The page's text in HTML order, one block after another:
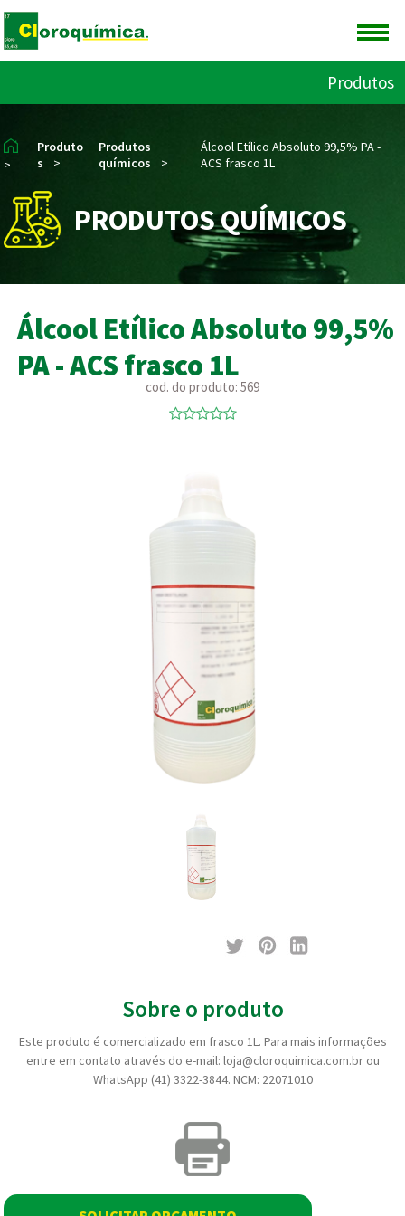
Produtos
>
Produto
s
>
Produtos
químicos
>
Álcool Etílico Absoluto 99,5% PA -
ACS frasco 1L
PRODUTOS QUÍMICOS
Álcool Etílico Absoluto 99,5%
PA - ACS frasco 1L
cod. do produto: 569
Sobre o produto
Este produto é comercializado em frasco 1L. Para mais informações
entre em contato através do e-mail: loja@cloroquimica.com.br ou
WhatsApp (41) 3322-3844. NCM: 22071010